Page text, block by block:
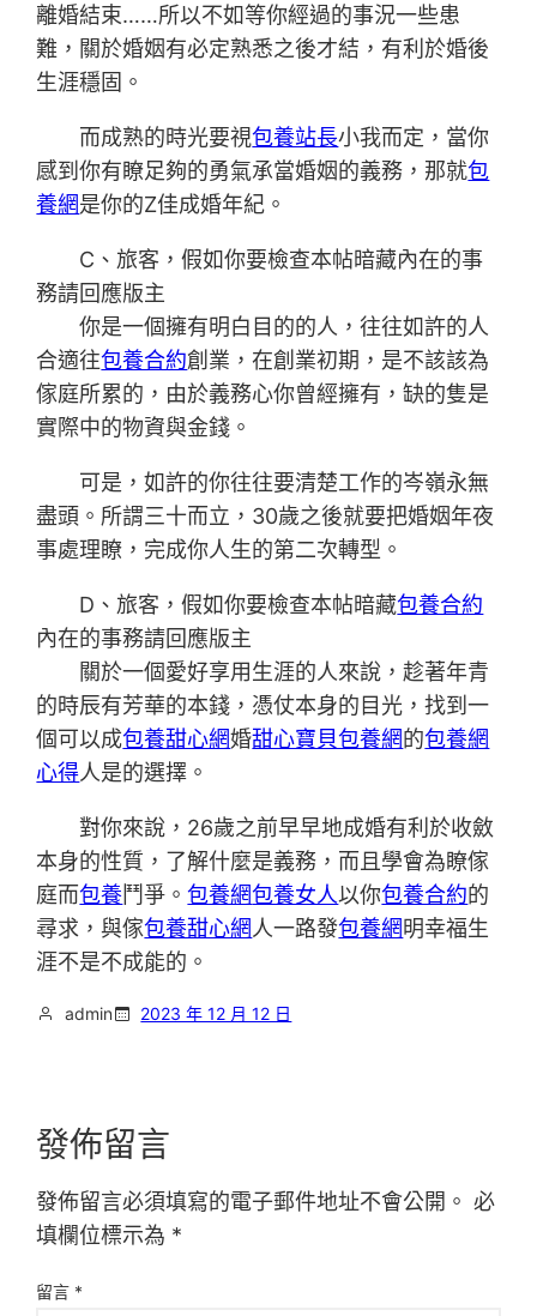
離婚結束……所以不如等你經過的事況一些患
難，關於婚姻有必定熟悉之後才結，有利於婚後
生涯穩固。
而成熟的時光要視包養站長小我而定，當你
感到你有瞭足夠的勇氣承當婚姻的義務，那就包
養網是你的Z佳成婚年紀。
C、旅客，假如你要檢查本帖暗藏內在的事
務請回應版主
你是一個擁有明白目的的人，往往如許的人
合適往包養合約創業，在創業初期，是不該該為
傢庭所累的，由於義務心你曾經擁有，缺的隻是
實際中的物資與金錢。
可是，如許的你往往要清楚工作的岑嶺永無
盡頭。所謂三十而立，30歲之後就要把婚姻年夜
事處理瞭，完成你人生的第二次轉型。
D、旅客，假如你要檢查本帖暗藏包養合約
內在的事務請回應版主
關於一個愛好享用生涯的人來說，趁著年青
的時辰有芳華的本錢，憑仗本身的目光，找到一
個可以成包養甜心網婚甜心寶貝包養網的包養網
心得人是的選擇。
對你來說，26歲之前早早地成婚有利於收斂
本身的性質，了解什麼是義務，而且學會為瞭傢
庭而包養鬥爭。包養網包養女人以你包養合約的
尋求，與傢包養甜心網人一路發包養網明幸福生
涯不是不成能的。
admin 2023 年 12 月 12 日
發佈留言
發佈留言必須填寫的電子郵件地址不會公開。 必
填欄位標示為 *
留言 *